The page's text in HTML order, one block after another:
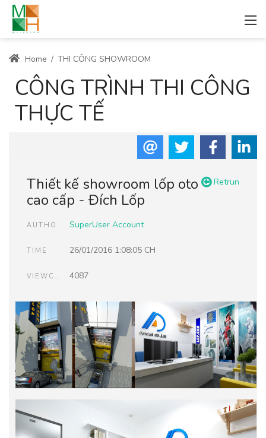
Home / THI CÔNG SHOWROOM
CÔNG TRÌNH THI CÔNG
THỰC TẾ
Retrun
Thiết kế showroom lốp oto
cao cấp - Đích Lốp
AUTHOR SuperUser Account
TIME 26/01/2016 1:08:05 CH
VIEWCOUNT 4087